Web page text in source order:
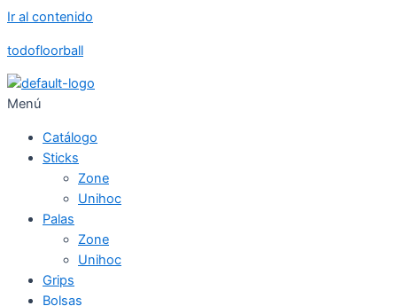
Ir al contenido
todofloorball
Menú
Catálogo
Sticks
Zone
Unihoc
Palas
Zone
Unihoc
Grips
Bolsas